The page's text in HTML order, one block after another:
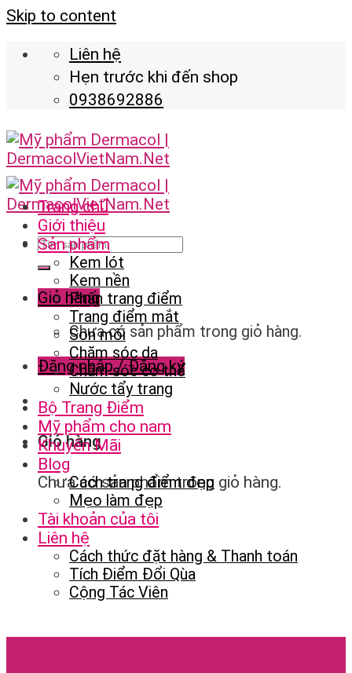
Skip to content
Liên hệ
Hẹn trước khi đến shop
0938692886
Giỏ hàng
Chưa có sản phẩm trong giỏ hàng.
Đăng nhập / Đăng ký
Giỏ hàng
Chưa có sản phẩm trong giỏ hàng.
Trang chủ
Giới thiệu
Sản phẩm
Kem lót
Kem nền
Phấn trang điểm
Trang điểm mắt
Son môi
Chăm sóc da
Chăm sóc cơ thể
Nước tẩy trang
Bộ Trang Điểm
Mỹ phẩm cho nam
Khuyến Mãi
Blog
Cách trang điểm đẹp
Mẹo làm đẹp
Tài khoản của tôi
Liên hệ
Cách thức đặt hàng & Thanh toán
Tích Điểm Đổi Qùa
Cộng Tác Viên